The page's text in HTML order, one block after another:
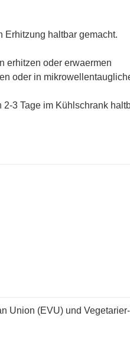
Erhitzung haltbar gemacht.
erhitzen oder erwaermen
oder in
3 Tage im Kühlschrank
Union (EVU) und